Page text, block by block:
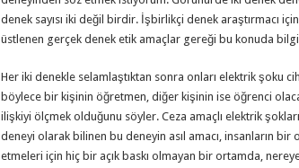
denek sayısı iki değil birdir. İşbirlikçi denek araştırmacı
üstlenen gerçek denek etik amaçlar gereği bu konuda
Her iki denekle selamlaştıktan sonra onları elektrik şoku
böylece bir kişinin öğretmen, diğer kişinin ise öğrenci
ilişkiyi ölçmek olduğunu söyler. Ceza amaçlı elektrik
deneyi olarak bilinen bu deneyin asıl amacı, insanların
etmeleri için hiç bir açık baskı olmayan bir ortamda,